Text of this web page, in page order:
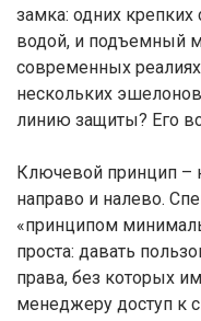
замка: одних крепких
водой, и подъемный
современных
нескольких
линию защиты? Его
Ключевой принцип –
направо и налево.
«принципом
проста: давать
права, без которых
менеджеру доступ к